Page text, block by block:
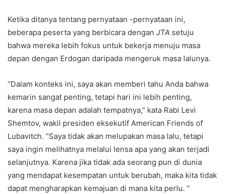
Ketika ditanya tentang pernyataan -pernyataan ini,
beberapa peserta yang berbicara dengan JTA setuju
bahwa mereka lebih fokus untuk bekerja menuju masa
depan dengan Erdogan daripada mengeruk masa lalunya.
“Dalam konteks ini, saya akan memberi tahu Anda bahwa
kemarin sangat penting, tetapi hari ini lebih penting,
karena masa depan adalah tempatnya,” kata Rabi Levi
Shemtov, wakil presiden eksekutif American Friends of
Lubavitch. “Saya tidak akan melupakan masa lalu, tetapi
saya ingin melihatnya melalui lensa apa yang akan terjadi
selanjutnya. Karena jika tidak ada seorang pun di dunia
yang mendapat kesempatan untuk berubah, maka kita tidak
dapat mengharapkan kemajuan di mana kita perlu. “